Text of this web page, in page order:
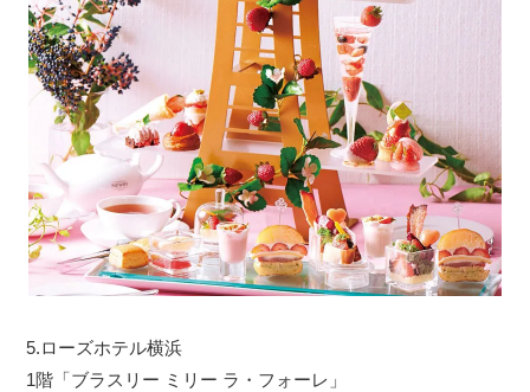
5.ローズホテル横浜
1階「ブラスリー ミリー ラ・フォーレ」